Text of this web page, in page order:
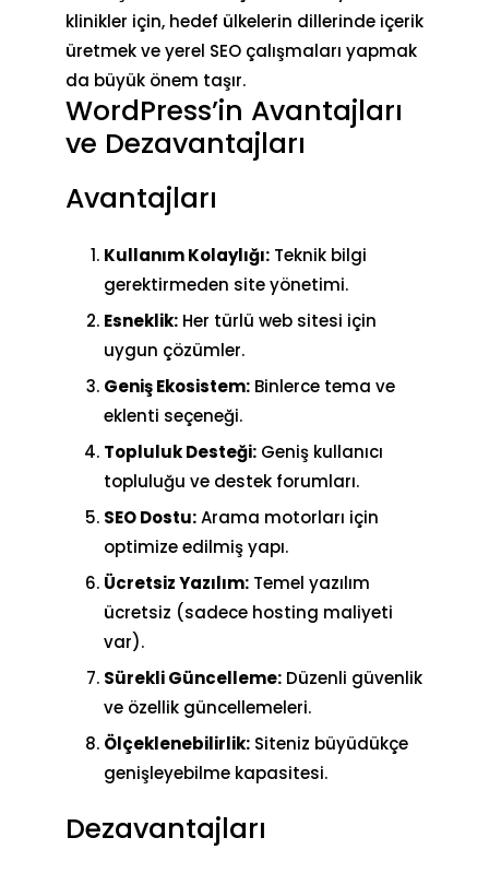
klinikler için, hedef ülkelerin dillerinde içerik
üretmek ve yerel SEO çalışmaları yapmak
da büyük önem taşır.
WordPress’in Avantajları
ve Dezavantajları
Avantajları
Kullanım Kolaylığı: Teknik bilgi
gerektirmeden site yönetimi.
Esneklik: Her türlü web sitesi için
uygun çözümler.
Geniş Ekosistem: Binlerce tema ve
eklenti seçeneği.
Topluluk Desteği: Geniş kullanıcı
topluluğu ve destek forumları.
SEO Dostu:Arama motorları için
optimize edilmiş yapı.
Ücretsiz Yazılım: Temel yazılım
ücretsiz (sadece hosting maliyeti
var).
Sürekli Güncelleme: Düzenli güvenlik
ve özellik güncellemeleri.
Ölçeklenebilirlik: Siteniz büyüdükçe
genişleyebilme kapasitesi.
Dezavantajları